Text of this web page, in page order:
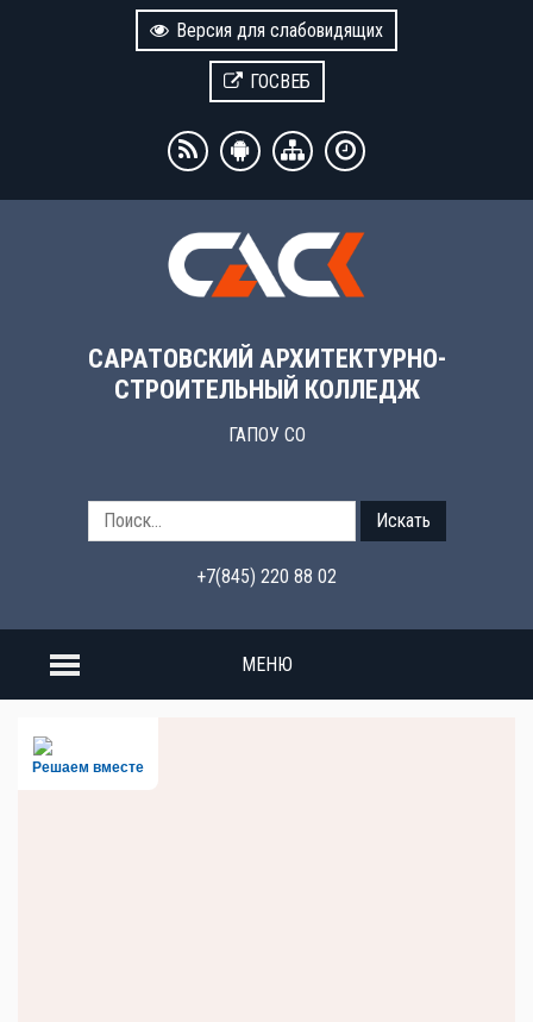
Версия для слабовидящих
ГОСВЕБ
САРАТОВСКИЙ АРХИТЕКТУРНО-
СТРОИТЕЛЬНЫЙ КОЛЛЕДЖ
ГАПОУ СО
Искать
+7(845) 220 88 02
МЕНЮ
Решаем вместе